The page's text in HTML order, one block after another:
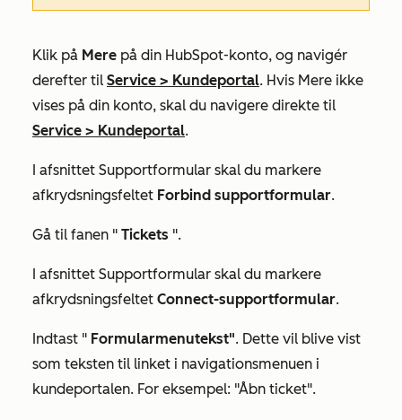
Klik på Mere på din HubSpot-konto, og navigér
derefter til Service > Kundeportal. Hvis Mere ikke
vises på din konto, skal du navigere direkte til
Service > Kundeportal.
I afsnittet Supportformular skal du markere
afkrydsningsfeltet Forbind supportformular.
Gå til fanen " Tickets ".
I afsnittet Supportformular skal du markere
afkrydsningsfeltet Connect-supportformular.
Indtast " Formularmenutekst". Dette vil blive vist
som teksten til linket i navigationsmenuen i
kundeportalen. For eksempel: "Åbn ticket".